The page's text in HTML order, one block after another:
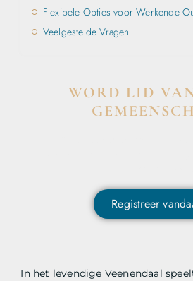
In het levendige Veenendaal
Flexibele Opties voor Werkende
Veelgestelde Vragen
WORD LID
Registreer